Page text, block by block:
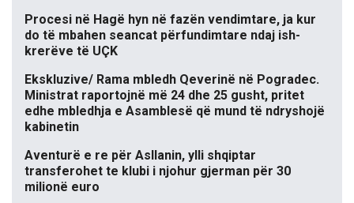
Procesi në Hagë hyn në fazën vendimtare, ja kur
do të mbahen seancat përfundimtare ndaj ish-
krerëve të UÇK
Ekskluzive/ Rama mbledh Qeverinë në Pogradec.
Ministrat raportojnë më 24 dhe 25 gusht, pritet
edhe mbledhja e Asamblesë që mund të ndryshojë
kabinetin
Aventurë e re për Asllanin, ylli shqiptar
transferohet te klubi i njohur gjerman për 30
milionë euro